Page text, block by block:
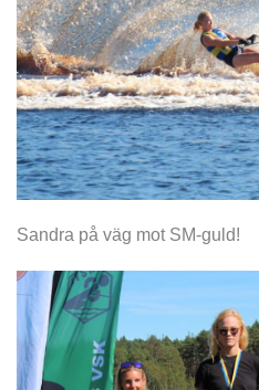
Sandra på väg mot SM-guld!